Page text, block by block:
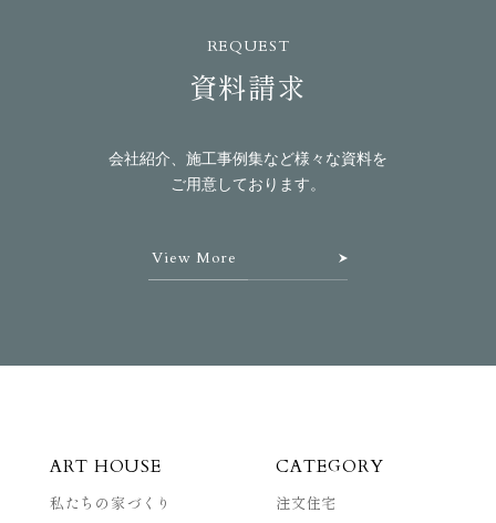
REQUEST
資料請求
会社紹介、施工事例集など様々な資料を
ご用意しております。
View More
ART HOUSE
私たちの家づくり
CATEGORY
注文住宅